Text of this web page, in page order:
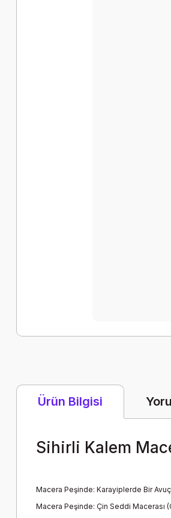
Ürün Bilgisi
Sihirli Kalem
Macera Peşinde: Karayiplerde Bir
Macera Peşinde: Çin Seddi Macerası